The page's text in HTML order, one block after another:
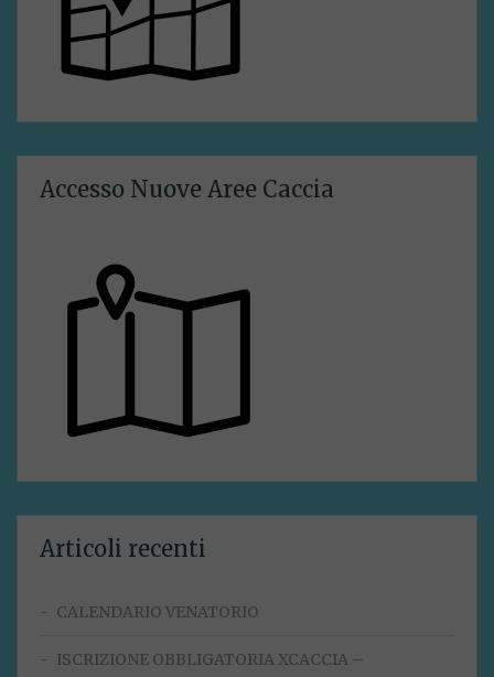
Accesso Nuove Aree Caccia
Articoli recenti
CALENDARIO VENATORIO
ISCRIZIONE OBBLIGATORIA XCACCIA –